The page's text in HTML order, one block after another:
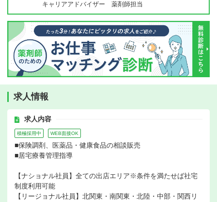
キャリアアドバイザー 薬剤師担当
求人情報
求人内容
積極採用中 WEB面接OK
■保険調剤、医薬品・健康食品の相談販売
■居宅療養管理指導
【ナショナル社員】全ての出店エリア※条件を満たせば社宅
制度利用可能
【リージョナル社員】北関東・南関東・北陸・中部・関西リ